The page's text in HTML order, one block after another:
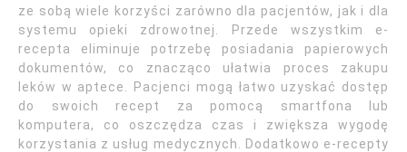
ze sobą wiele korzyści zarówno dla pacjentów, jak i dla
systemu opieki zdrowotnej. Przede wszystkim e-
recepta eliminuje potrzebę posiadania papierowych
dokumentów, co znacząco ułatwia proces zakupu
leków w aptece. Pacjenci mogą łatwo uzyskać dostęp
do swoich recept za pomocą smartfona lub
komputera, co oszczędza czas i zwiększa wygodę
korzystania z usług medycznych. Dodatkowo e-recepty